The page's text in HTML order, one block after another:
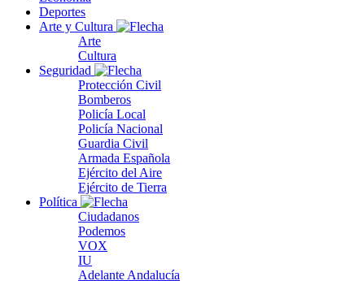
Deportes
Arte y Cultura
Arte
Cultura
Seguridad
Protección Civil
Bomberos
Policía Local
Policía Nacional
Guardia Civil
Armada Española
Ejército del Aire
Ejército de Tierra
Política
Ciudadanos
Podemos
VOX
IU
Adelante Andalucía